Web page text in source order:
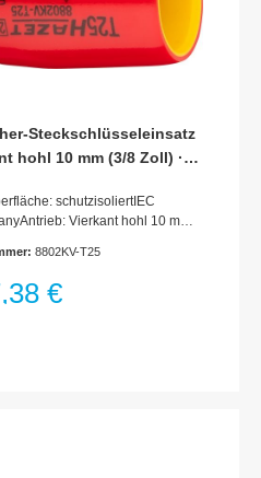
Steckschlüsseleinsatz
hohl 10 mm (3/8 Zoll) ·
schutzisoliertIEC
Vierkant hohl 10 mm
59.5 mmLänge l1: 12.5
8802KV-T25
€